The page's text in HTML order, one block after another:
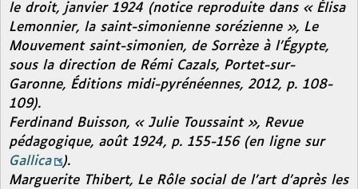
le droit, janvier 1924 (notice reproduite dans « Élisa
Lemonnier, la saint-simonienne sorézienne », Le
Mouvement saint-simonien, de Sorrèze à l’Égypte,
sous la direction de Rémi Cazals, Portet-sur-
Garonne, Éditions midi-pyrénéennes, 2012, p. 108-
109).
Ferdinand Buisson, « Julie Toussaint », Revue
pédagogique, août 1924, p. 155-156 (en ligne sur
Gallica
).
Marguerite Thibert, Le Rôle social de l’art d’après les